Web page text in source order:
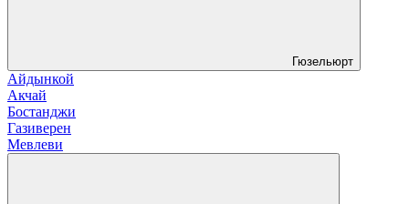
Гюзельюрт
Айдынкой
Акчай
Бостанджи
Газиверен
Мевлеви